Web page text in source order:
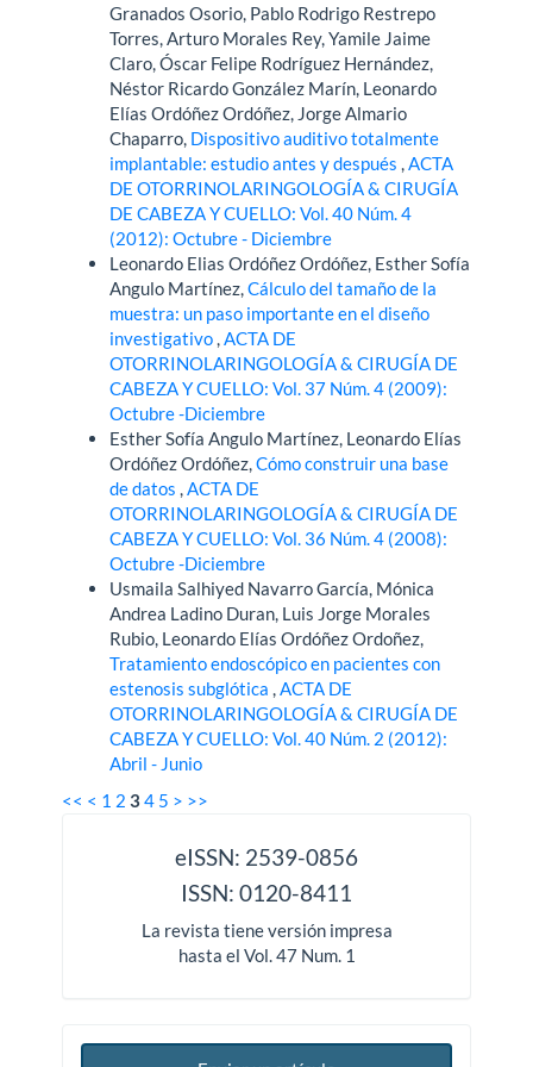
Granados Osorio, Pablo Rodrigo Restrepo
Torres, Arturo Morales Rey, Yamile Jaime
Claro, Óscar Felipe Rodríguez Hernández,
Néstor Ricardo González Marín, Leonardo
Elías Ordóñez Ordóñez, Jorge Almario
Chaparro, Dispositivo auditivo totalmente
implantable: estudio antes y después
ACTA
DE OTORRINOLARINGOLOGÍA & CIRUGÍA
DE CABEZA Y CUELLO: Vol. 40 Núm. 4
(2012): Octubre - Diciembre
Leonardo Elias Ordóñez Ordóñez, Esther Sofía
Angulo Martínez,Cálculo del tamaño de la
muestra: un paso importante en el diseño
investigativo ACTA DE
OTORRINOLARINGOLOGÍA & CIRUGÍA DE
CABEZA Y CUELLO: Vol. 37 Núm. 4 (2009):
Octubre -Diciembre
Esther Sofía Angulo Martínez, Leonardo Elías
Ordóñez Ordóñez,Cómo construir una base
de datos
ACTA DE
OTORRINOLARINGOLOGÍA & CIRUGÍA DE
CABEZA Y CUELLO: Vol. 36 Núm. 4 (2008):
Octubre -Diciembre
Usmaila Salhiyed Navarro García, Mónica
Andrea Ladino Duran, Luis Jorge Morales
Rubio, Leonardo Elías Ordóñez Ordoñez,
Tratamiento endoscópico en pacientes con
estenosis subglótica
ACTA DE
OTORRINOLARINGOLOGÍA & CIRUGÍA DE
CABEZA Y CUELLO: Vol. 40 Núm. 2 (2012):
Abril - Junio
<< < 1 2 34 5 > >>
eISSN: 2539-0856
ISSN: 0120-8411
La revista tiene versión impresa
hasta el Vol. 47 Num. 1